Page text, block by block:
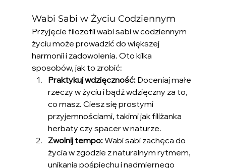
Wabi Sabi w Życiu Codziennym
Przyjęcie filozofii wabi sabi w codziennym
życiu może prowadzić do większej
harmonii i zadowolenia. Oto kilka
sposobów, jak to zrobić:
Praktykuj wdzięczność: Doceniaj małe
rzeczy w życiu i bądź wdzięczny za to,
co masz. Ciesz się prostymi
przyjemnościami, takimi jak filiżanka
herbaty czy spacer w naturze.
Zwolnij tempo: Wabi sabi zachęca do
życia w zgodzie z naturalnym rytmem,
unikania pośpiechu i nadmiernego